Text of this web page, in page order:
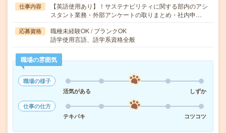
仕事内容
【英語使用あり】！サステナビリティに関する部内のアシ
スタント業務・外部アンケートの取りまとめ・社内申…
応募資格
職種未経験OK / ブランクOK
語学使用言語、語学系資格全般
職場の雰囲気
職場の様子
活気がある
しずか
仕事の仕方
テキパキ
コツコツ